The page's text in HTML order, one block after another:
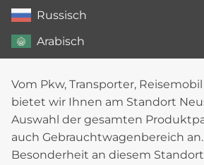
Russisch
Arabisch
Vom Pkw, Transporter,
bietet wir Ihnen am Standort
Auswahl der gesamten
auch Gebrauchtwagenbereich
Besonderheit an diesem